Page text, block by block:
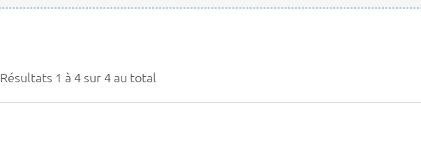
Résultats 1 à 4 sur 4 au total